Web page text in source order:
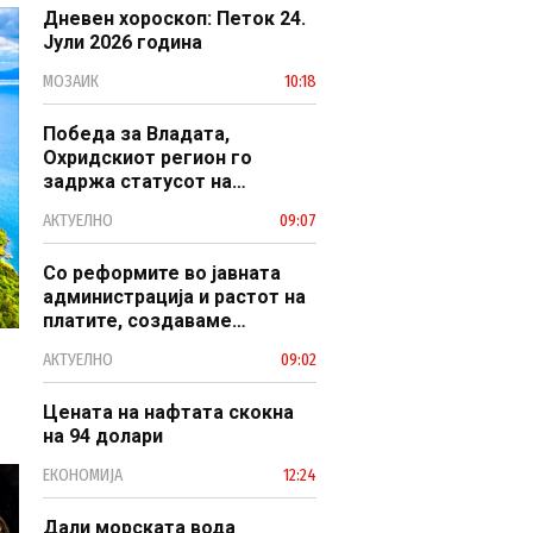
Дневен хороскоп: Петок 24.
Јули 2026 година
МОЗАИК 10:18
Победа за Владата,
Охридскиот регион го
задржа статусот на
наследство
АКТУЕЛНО 09:07
Со реформите во јавната
администрација и растот на
платите, создаваме
модерен јавен сектор
АКТУЕЛНО 09:02
Цената на нафтата скокна
на 94 долари
ЕКОНОМИЈА 12:24
Дали морската вода